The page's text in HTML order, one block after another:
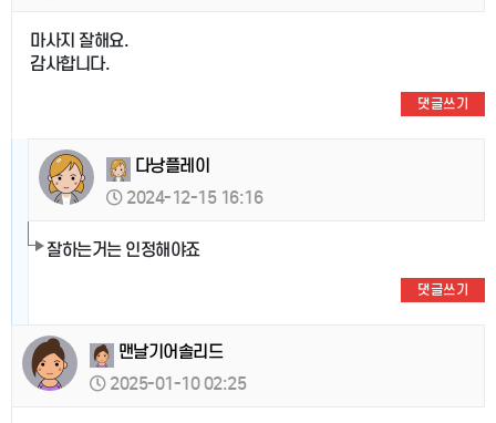
마사지 잘해요.
감사합니다.
댓글쓰기
다낭플레이
2024-12-15 16:16
잘하는거는 인정해야죠
댓글쓰기
맨날기어솔리드
2025-01-10 02:25